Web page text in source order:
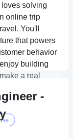
solving
online trip
You'll
that powers
behavior
building
a real
-